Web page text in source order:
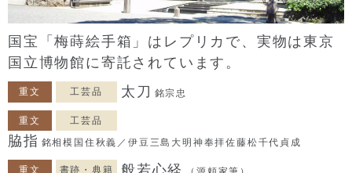
国宝「梅蒔絵手箱」はレプリカで、実物は東京
国立博物館に寄託されています。
重文 工芸品 太刀 銘宗忠
重文 工芸品
脇指 銘相模国住秋義／伊豆三島大明神奉拝佐藤松千代貞成
重文 書跡・典籍